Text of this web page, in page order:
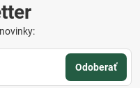
Odoberať